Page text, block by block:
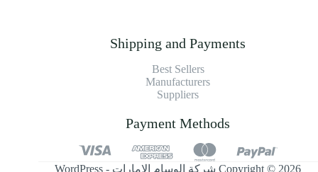
Shipping and Payments
Best Sellers
Manufacturers
Suppliers
Payment Methods
Copyright © 2026 شركة الوسام الإمارات - WordPress